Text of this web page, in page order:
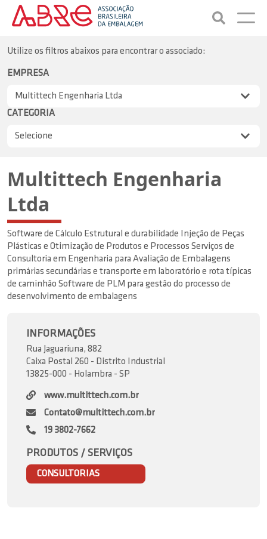
Utilize os filtros abaixos para encontrar o associado:
EMPRESA
CATEGORIA
Multittech Engenharia
Ltda
Software de Cálculo Estrutural e durabilidade Injeção de Peças
Plásticas e Otimização de Produtos e Processos Serviços de
Consultoria em Engenharia para Avaliação de Embalagens
primárias secundárias e transporte em laboratório e rota típicas
de caminhão Software de PLM para gestão do processo de
desenvolvimento de embalagens
INFORMAÇÕES
Rua Jaguariuna, 882
Caixa Postal 260 - Distrito Industrial
13825-000 - Holambra - SP
www.multittech.com.br
Contato@multittech.com.br
19 3802-7662
PRODUTOS / SERVIÇOS
CONSULTORIAS